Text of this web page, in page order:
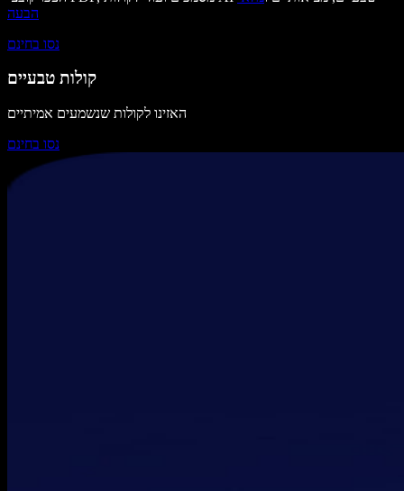
הבעה
נסו בחינם
קולות טבעיים
האזינו לקולות שנשמעים אמיתיים
נסו בחינם